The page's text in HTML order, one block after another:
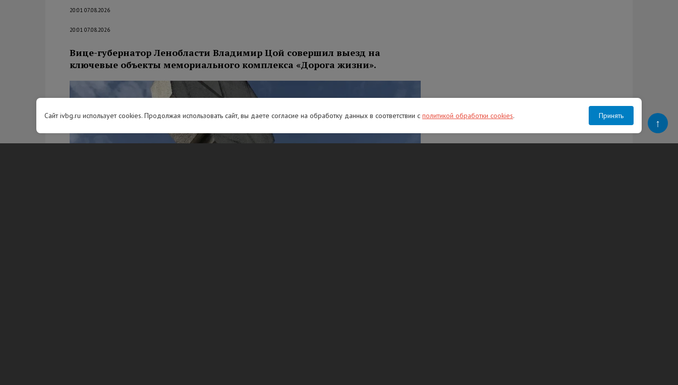
20:01 07.08.2026
20:01 07.08.2026
Вице-губернатор Ленобласти Владимир Цой совершил выезд на
ключевые объекты мемориального комплекса «Дорога жизни».
Сайт ivbg.ru использует cookies. Продолжая использовать сайт, вы даете согласие на обработку данных в соответствии с политикой обработки cookies. Принять
↑